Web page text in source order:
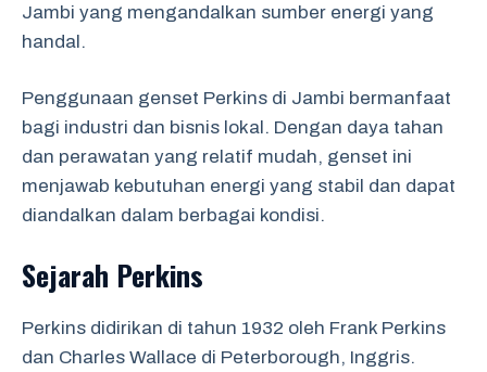
Jambi yang mengandalkan sumber energi yang
handal.
Penggunaan genset Perkins di Jambi bermanfaat
bagi industri dan bisnis lokal. Dengan daya tahan
dan perawatan yang relatif mudah, genset ini
menjawab kebutuhan energi yang stabil dan dapat
diandalkan dalam berbagai kondisi.
Sejarah Perkins
Perkins didirikan di tahun 1932 oleh Frank Perkins
dan Charles Wallace di Peterborough, Inggris.